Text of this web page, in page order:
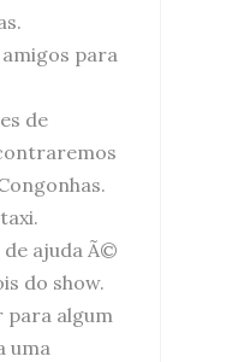
para
de
de ajuda Ã©
do show.
para algum
uma